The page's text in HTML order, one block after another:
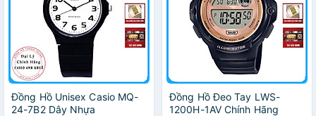
Đồng Hồ Unisex Casio MQ-
24-7B2 Dây Nhựa
Đồng Hồ Đeo Tay LWS-
1200H-1AV Chính Hãng